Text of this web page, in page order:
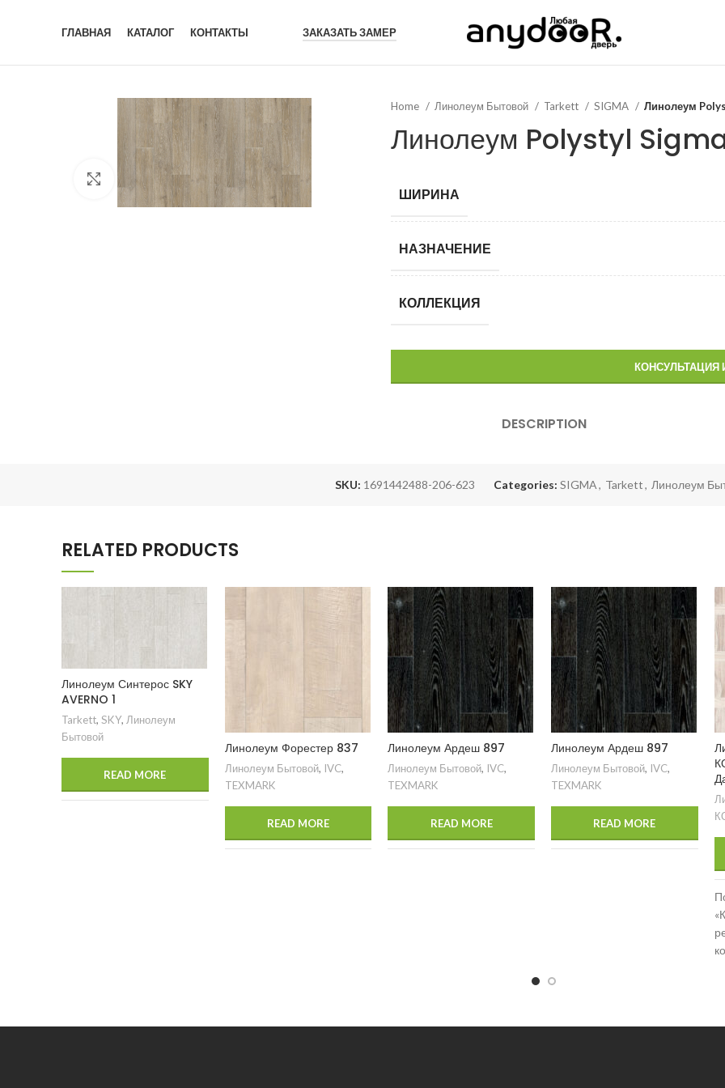
ГЛАВНАЯ КАТАЛОГ КОНТАКТЫ ЗАКАЗАТЬ ЗАМЕР
Click to enlarge
Home Линолеум Бытовой Tarkett SIGMA Линолеум
Линолеум Polystyl Sigma
ШИРИНА
НАЗНАЧЕНИЕ
КОЛЛЕКЦИЯ
КОНСУЛЬТАЦИЯ
DESCRIPTION
SKU: 1691442488-206-623 Categories: SIGMA, Tarkett, Линолеум
RELATED PRODUCTS
Линолеум Синтерос SKY
AVERNO 1
Tarkett, SKY, Линолеум
Бытовой
READ MORE
Линолеум Форестер 837
Линолеум Бытовой, IVC,
TEXMARK
READ MORE
Линолеум Ардеш 897
Линолеум Бытовой, IVC,
TEXMARK
READ MORE
Линолеум Ардеш 897
Линолеум Бытовой, IVC,
TEXMARK
READ MORE